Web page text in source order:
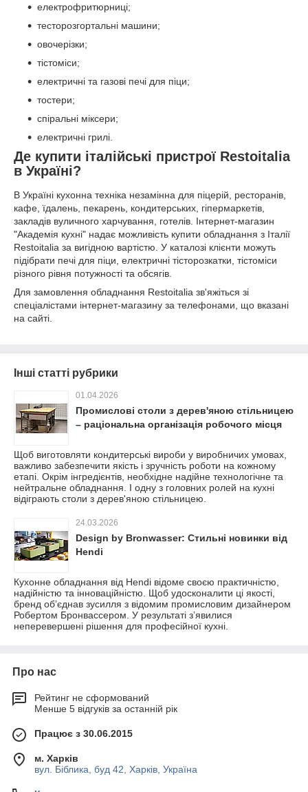
електрофритюрниці;
тесторозгортальні машини;
овочерізки;
тістоміси;
електричні та газові печі для піци;
тостери;
спіральні міксери;
електричні грилі.
Де купити італійські пристрої Restoitalia
в Україні?
В Україні кухонна техніка незамінна для піцерій, ресторанів,
кафе, їдалень, пекарень, кондитерських, гіпермаркетів,
закладів вуличного харчування, готелів. Інтернет-магазин
"Академія кухні" надає можливість купити обладнання з Італії
Restoitalia за вигідною вартістю. У каталозі клієнти можуть
підібрати печі для піци, електричні тісторозкатки, тістоміси
різного рівня потужності та обсягів.
Для замовлення обладнання Restoitalia зв'яжіться зі
спеціалістами інтернет-магазину за телефонами, що вказані
на сайті.
Інші статті рубрики
01.04.2026
Промислові столи з дерев'яною стільницею
– раціональна організація робочого місця
Щоб виготовляти кондитерські вироби у виробничих умовах,
важливо забезпечити якість і зручність роботи на кожному
етапі. Окрім інгредієнтів, необхідне надійне технологічне та
нейтральне обладнання. І одну з головних ролей на кухні
відіграють столи з дерев'яною стільницею.
24.03.2026
Design by Bronwasser: Стильні новинки від
Hendi
Кухонне обладнання від Hendi відоме своєю практичністю,
надійністю та інноваційністю. Щоб удосконалити ці якості,
бренд об’єднав зусилля з відомим промисловим дизайнером
Робертом Бронвассером. У результаті з’явилися
неперевершені рішення для професійної кухні.
Про нас
Рейтинг не сформований
Менше 5 відгуків за останній рік
Працює з 30.06.2015
м. Харків
вул. Біблика, буд 42, Харків, Україна